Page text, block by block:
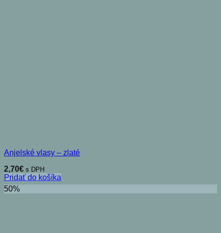
Anjelské vlasy – zlaté
2,70€ s DPH
Pridať do košíka
50%